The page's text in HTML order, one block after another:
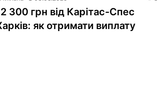
300 грн від Карітас-Спес
як отримати виплату